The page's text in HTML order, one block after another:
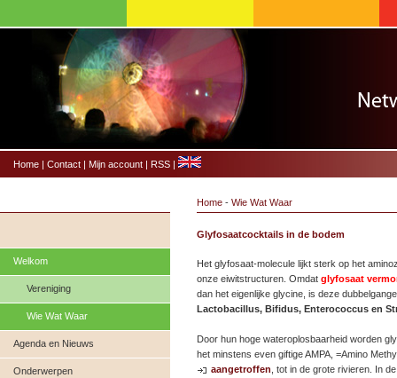
Home | Contact | Mijn account | RSS |
Welkom
Vereniging
Wie Wat Waar
Agenda en Nieuws
Onderwerpen
Home - Wie Wat Waar
Glyfosaatcocktails in de bodem
Het glyfosaat-molecule lijkt sterk op het
onze eiwitstructuren. Omdat glyfosaat
dan het eigenlijke glycine, is deze
Lactobacillus, Bifidus, Enterococcus en
Door hun hoge wateroplosbaarheid worden
het minstens even giftige AMPA, =Amino
aangetroffen , tot in de grote rivieren. In